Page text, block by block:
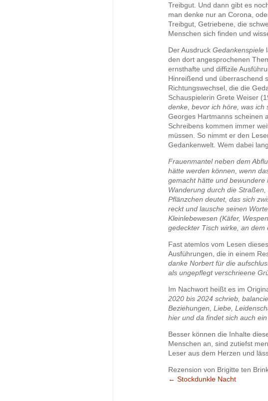
Treibgut. Und dann gibt es
man denke nur an Corona,
Treibgut, Getriebene, die
Menschen sich finden und
Der Ausdruck Gedankenspiele
den dort angesprochenen
ernsthafte und diffizile
Hinreißend und überraschend
Richtungswechsel, die die
Schauspielerin Grete Weiser
denke, bevor ich höre, was ich
Georges Hartmanns scheinen
Schreibens kommen immer
müssen. So nimmt er den
Gedankenwelt. Wem dabei
Frauenmantel neben dem
hätte werden können, wenn
gemacht hätte und bewundere
Wanderung durch die
Pflänzchen deutet, das sich
reckt und lausche seinen
Kleinlebewesen (Käfer,
gedeckter Tisch wirke, an dem
Fast atemlos vom Lesen
Ausführungen, die in einem
danke Norbert für die
als ungepflegt verschrieene
Im Nachwort heißt es im
2020 bis 2024 schrieb,
Beziehungen, Liebe,
hier und da findet sich auch
Besser können die Inhalte
Menschen an, sind zutiefst
Leser aus dem Herzen und
Rezension von Brigitte ten
← Stockdunkle Nacht